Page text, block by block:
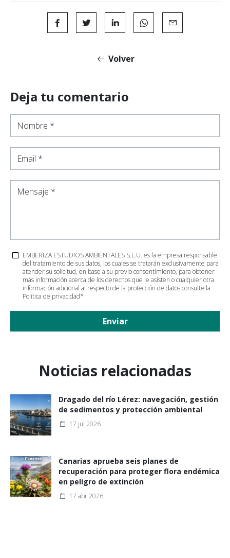
Volver
Deja tu comentario
Nombre *
Email *
Mensaje *
EMBERIZA ESTUDIOS AMBIENTALES S.L.U. es la empresa responsable
del tratamiento de sus datos, los cuales se tratarán exclusivamente para
atender su solicitud, en base a su previo consentimiento, para obtener
más información acerca de los derechos que le asisten o cualquier otra
información adicional al respecto de la protección de datos consulte la
Política de privacidad*
Enviar
Noticias relacionadas
Dragado del río Lérez: navegación, gestión
de sedimentos y protección ambiental
17 jul 2026
Canarias aprueba seis planes de
recuperación para proteger flora endémica
en peligro de extinción
17 abr 2026